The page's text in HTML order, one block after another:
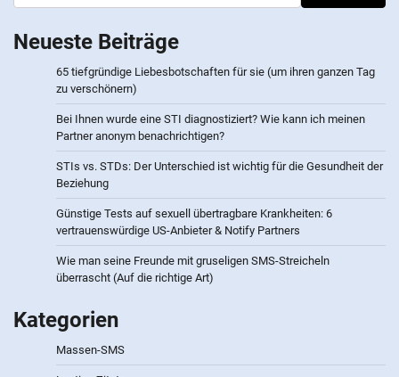
Neueste Beiträge
65 tiefgründige Liebesbotschaften für sie (um ihren ganzen Tag
zu verschönern)
Bei Ihnen wurde eine STI diagnostiziert? Wie kann ich meinen
Partner anonym benachrichtigen?
STIs vs. STDs: Der Unterschied ist wichtig für die Gesundheit der
Beziehung
Günstige Tests auf sexuell übertragbare Krankheiten: 6
vertrauenswürdige US-Anbieter & Notify Partners
Wie man seine Freunde mit gruseligen SMS-Streicheln
überrascht (Auf die richtige Art)
Kategorien
Massen-SMS